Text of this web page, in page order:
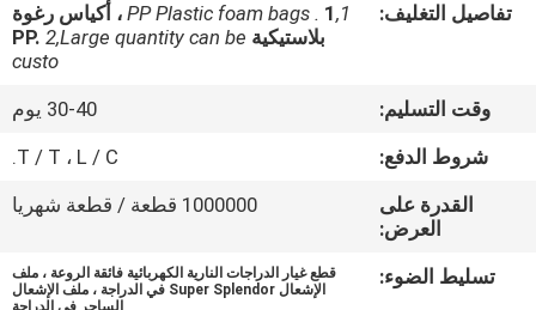
رقابة
أخبار
اقتباس
تفاصيل التغليف:
1,PP Plastic foam bags .
1 ، أكياس رغوة
بلاستيكية PP. 2,Large quantity can be
custo
وقت التسليم:
30-40 يوم
شروط الدفع:
T / T ، L / C.
القدرة على
العرض:
1000000 قطعة / قطعة شهريا
تسليط الضوء:
قطع غيار الدراجات النارية الكهربائية فائقة الروعة ، ملف
الإشعال Super Splendor في الدراجة ، ملف الإشعال